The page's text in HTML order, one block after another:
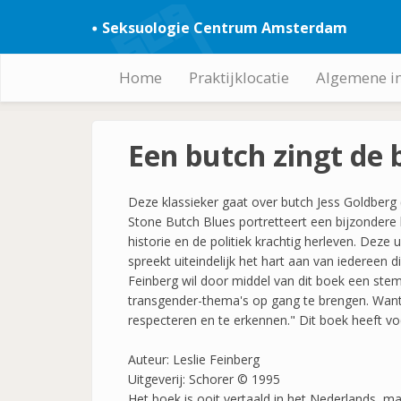
Seksuologie Centrum Amsterdam
Hoofdnavigatie
Home Praktijklocatie Algemene
Een butch zingt de
Deze klassieker gaat over butch Jess
Stone Butch Blues portretteert een
historie en de politiek krachtig herleven. Deze
spreekt uiteindelijk het hart aan van iedereen
Feinberg wil door middel van dit boek een
transgender-thema's op gang te brengen.
respecteren en te erkennen." Dit boek heeft
Auteur: Leslie Feinberg
Uitgeverij: Schorer © 1995